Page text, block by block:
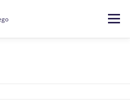
Menu